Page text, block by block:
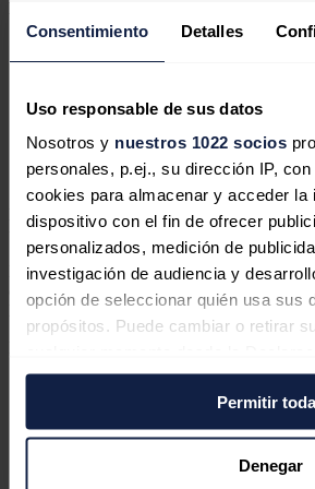
Consentimiento Detalles
Uso responsable de sus datos
Nosotros y nuestros 1022 socios
personales, p.ej., su dirección IP,
cookies para almacenar y acceder la
dispositivo con el fin de ofrecer
personalizados, medición de
investigación de audiencia y
opción de seleccionar quién usa sus
propósitos. Puede cambiar o retirar
en el Menú de consentimiento.
Si lo permite, también quisiéramos:
Recopilar información sobre
Permitir
Denegar
pozos de exploración y seis de evaluación
Lukoil niega el suministro de
Ucrania a través de Bulgaria
Lukoil negó hoy haber suministrado
petrolíferos a Ucrania a través de su
Bulgaria o a través de otros canales.
Fruto de los trabajos realizados se
unas reservas estimadas de 12.900 millones
El yacimiento se ha convertido en uno de
descubrimientos de
petróleo
en Irak en los
Lukoil.
76,27 dólares,